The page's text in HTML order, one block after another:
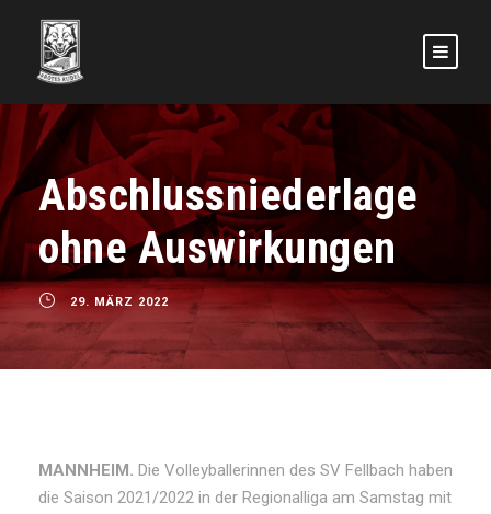
Abschlussniederlage
ohne Auswirkungen
29. MÄRZ 2022
MANN­HEIM. Die Vol­ley­bal­le­rin­nen des SV Fell­bach ha­ben
die Sai­son 2021/2022 in der Re­gio­nal­li­ga am Sams­tag mit